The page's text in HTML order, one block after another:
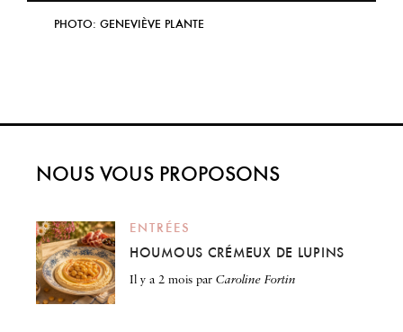
PHOTO: GENEVIÈVE PLANTE
NOUS VOUS PROPOSONS
ENTRÉES
HOUMOUS CRÉMEUX DE LUPINS
il y a 2 mois par Caroline Fortin